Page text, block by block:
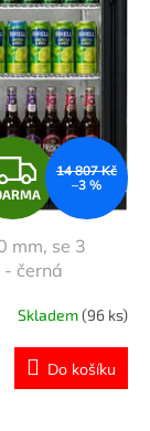
Z
D
A
R
M
A
14 807 Kč
–3 %
mm, se 3
černá
Skladem(96 ks)
Do košíku